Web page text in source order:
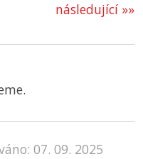
následující »»
07. 09. 2025